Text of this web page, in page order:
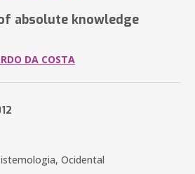
absolute knowledge
DA COSTA
Ocidental